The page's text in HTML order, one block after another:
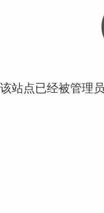
站点已经被管理